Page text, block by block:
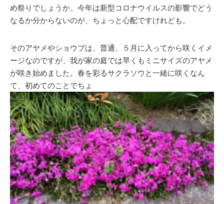
め祭りでしょうか。今年は新型コロナウイルスの影響でどう
なるか分からないのが、ちょっと心配ですけれども。
そのアヤメやショウブは、普通、５月に入ってから咲くイメ
ージなのですが、我が家の庭では早くもミニサイズのアヤメ
が咲き始めました。春を彩るサクラソウと一緒に咲くなん
て、初めてのことでちょ